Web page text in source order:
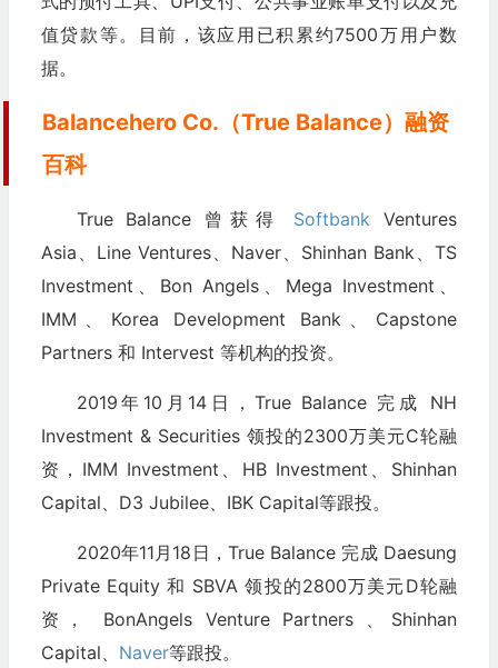
值贷款等。目前，该应用已积累约7500万用户数
据。
Balancehero Co.（True Balance）融资
百科
True Balance 曾获得 Softbank Ventures
Asia、Line Ventures、Naver、Shinhan Bank、TS
Investment、Bon Angels、Mega Investment、
IMM、Korea Development Bank、Capstone
Partners 和 Intervest 等机构的投资。
2019年10月14日，True Balance 完成 NH
Investment & Securities 领投的2300万美元C轮融
资，IMM Investment、HB Investment、Shinhan
Capital、D3 Jubilee、IBK Capital等跟投。
2020年11月18日，True Balance 完成 Daesung
Private Equity 和 SBVA 领投的2800万美元D轮融
资， BonAngels Venture Partners 、Shinhan
Capital、 Naver等跟投。